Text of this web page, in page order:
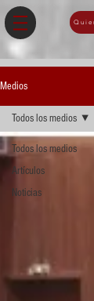
Medios
Todos los medios
Artículos
Noticias
Todos los medios